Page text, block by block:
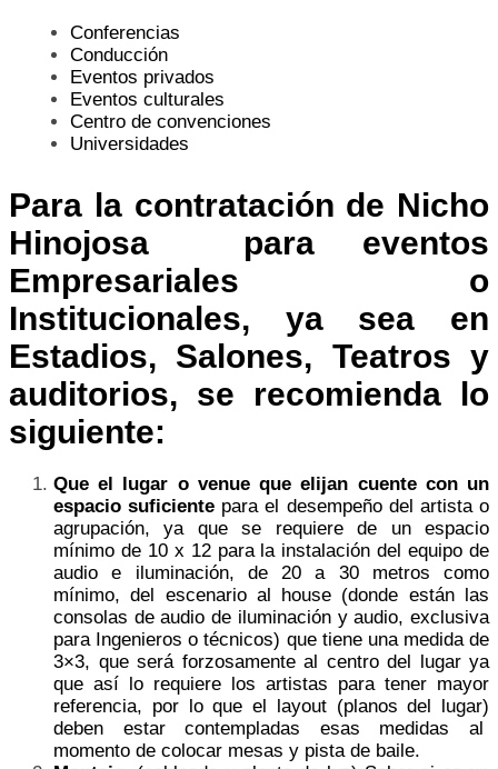
Conferencias
Conducción
Eventos privados
Eventos culturales
Centro de convenciones
Universidades
Para la contratación de Nicho
Hinojosa para eventos
Empresariales o
Institucionales, ya sea en
Estadios, Salones, Teatros y
auditorios, se recomienda lo
siguiente:
Que el lugar o venue que elijan cuente con un
espacio suficiente para el desempeño del artista o
agrupación, ya que se requiere de un espacio
mínimo de 10 x 12 para la instalación del equipo de
audio e iluminación, de 20 a 30 metros como
mínimo, del escenario al house (donde están las
consolas de audio de iluminación y audio, exclusiva
para Ingenieros o técnicos) que tiene una medida de
3×3, que será forzosamente al centro del lugar ya
que así lo requiere los artistas para tener mayor
referencia, por lo que el layout (planos del lugar)
deben estar contempladas esas medidas al
momento de colocar mesas y pista de baile.